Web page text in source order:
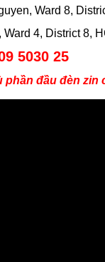
Ward 8,
4, District 8,
5030 25
đầu đèn zin